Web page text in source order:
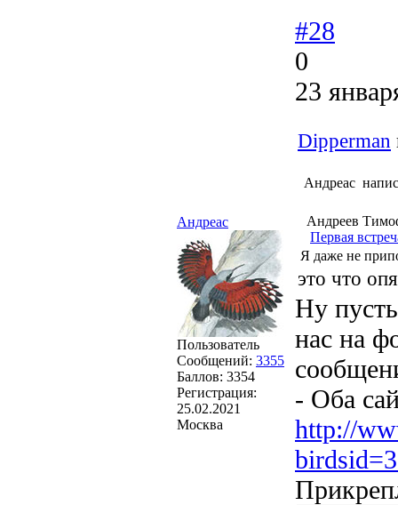
Андреас
Пользователь
Сообщений: 3355
Баллов: 3354
Регистрация:
25.02.2021
Москва
#28
0
23
Dipperman
Андреас
Андреев
Первая
Я даже не
это что
Ну
нас на
- Оба
http://